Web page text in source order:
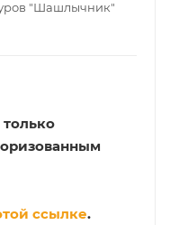
"Шашлычник"
ссылке.